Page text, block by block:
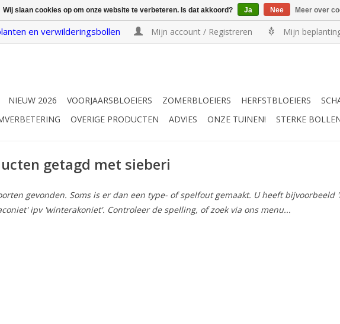
en verwilderingsbollen Mijn account / Registreren Mijn
NIEUW 2026 VOORJAARSBLOEIERS ZOMERBLOEIERS HERFSTBLOEIERS
OVERIGE PRODUCTEN ADVIES ONZE TUINEN! STERKE
getagd met sieberi
gevonden. Soms is er dan een type- of spelfout gemaakt. U heeft
ipv 'winterakoniet'. Controleer de spelling, of zoek via ons menu...
Wij slaan cookies op om onze website te verbeteren. Is dat akkoord? Ja Nee Meer over